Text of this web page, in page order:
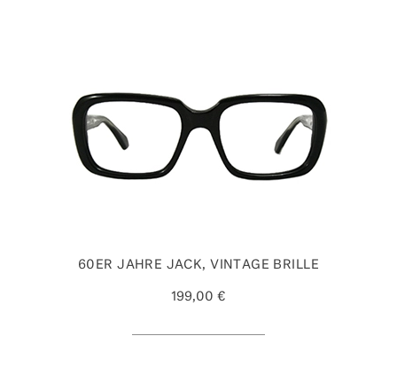
60ER JAHRE JACK, VINTAGE BRILLE
199,00 €